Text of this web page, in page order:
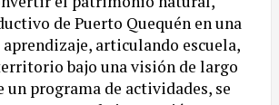
de Puerto Quequén en una
articulando escuela,
bajo una visión de largo
un programa de actividades, se